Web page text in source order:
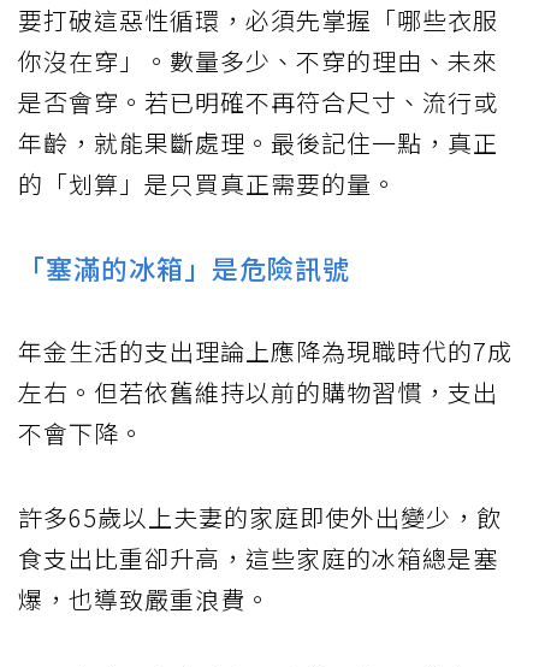
要打破這惡性循環，必須先掌握「哪些衣服
你沒在穿」。數量多少、不穿的理由、未來
是否會穿。若已明確不再符合尺寸、流行或
年齡，就能果斷處理。最後記住一點，真正
的「划算」是只買真正需要的量。
「塞滿的冰箱」是危險訊號
年金生活的支出理論上應降為現職時代的7成
左右。但若依舊維持以前的購物習慣，支出
不會下降。
許多65歲以上夫妻的家庭即使外出變少，飲
食支出比重卻升高，這些家庭的冰箱總是塞
爆，也導致嚴重浪費。